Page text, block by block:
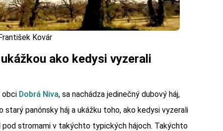
Kovár
ako kedysi vyzerali
obci Dobrá Niva, sa nachádza jedinečný dubový háj,
starý panónsky háj a ukážku toho, ako kedysi vyzerali
pod stromami v takýchto typických hájoch. Takýchto